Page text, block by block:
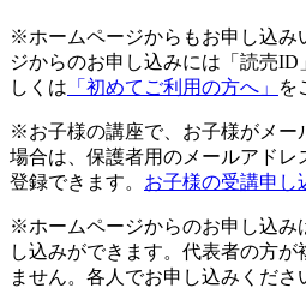
※ホームページからもお申し込み
ジからのお申し込みには「読売
しくは 「初めてご利用の方へ」 を
※お子様の講座で、お子様がメー
場合は、保護者用のメールアドレ
登録できます。 お子様の受講申し
※ホームページからのお申し込み
し込みができます。代表者の方が
ません。各人でお申し込みくだ